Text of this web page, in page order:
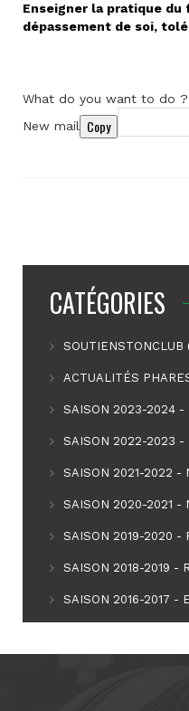
Enseigner la pratique
dépassement de soi,
What do you want to do ?
New mail
Copy
CATÉGORIES
SOUTIENSTONCLUB
ACTUALITÉS
SAISON 2023-2024 -
SAISON 2022-2023 -
SAISON 2021-2022 -
SAISON 2020-2021 -
SAISON 2019-2020 -
SAISON 2018-2019 -
SAISON 2016-2017 -